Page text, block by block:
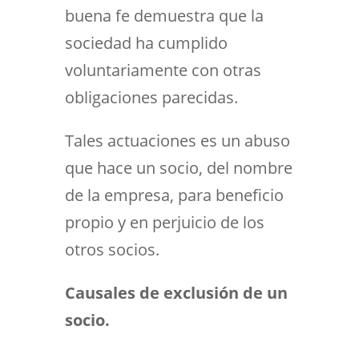
buena fe demuestra que la
sociedad ha cumplido
voluntariamente con otras
obligaciones parecidas.
Tales actuaciones es un abuso
que hace un socio, del nombre
de la empresa, para beneficio
propio y en perjuicio de los
otros socios.
Causales de exclusión de un
socio.